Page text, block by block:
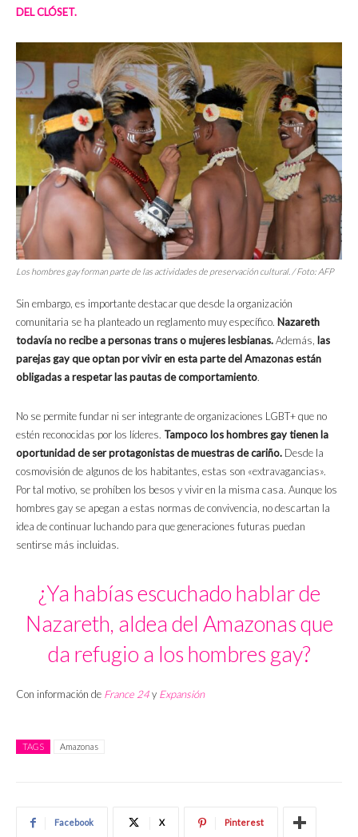
DEL CLÓSET.
Los hombres gay forman parte de las actividades de preservación cultural. / Foto: AFP
Sin embargo, es importante destacar que desde la organización
comunitaria se ha planteado un reglamento muy específico. Nazareth
todavía no recibe a personas trans o mujeres lesbianas.Además, las
parejas gay que optan por vivir en esta parte del Amazonas están
obligadas a respetar las pautas de comportamiento.
No se permite fundar ni ser integrante de organizaciones LGBT+ que no
estén reconocidas por los líderes. Tampoco los hombres gay tienen la
oportunidad de ser protagonistas de muestras de cariño. Desde la
cosmovisión de algunos de los habitantes, estas son «extravagancias».
Por tal motivo, se prohíben los besos y vivir en la misma casa. Aunque los
hombres gay se apegan a estas normas de convivencia, no descartan la
idea de continuar luchando para que generaciones futuras puedan
sentirse más incluidas.
¿Ya habías escuchado hablar de
Nazareth, aldea del Amazonas que
da refugio a los hombres gay?
Con información de France 24y Expansión
TAGS Amazonas
Facebook X Pinterest